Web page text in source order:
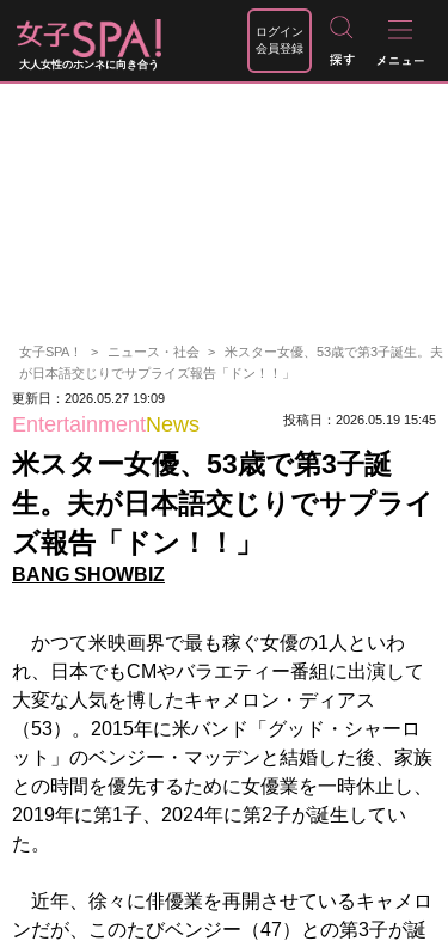
大人女性のホンネに向き合う
ログイン
会員登録
女子SPA！ ニュース・社会
米スター女優、53歳で第3子誕生。夫
が日本語交じりでサプライズ報告「ドン！！」
更新日：2026.05.27 19:09
EntertainmentNews 投稿日：2026.05.19 15:45
米スター女優、53歳で第3子誕
生。夫が日本語交じりでサプライ
ズ報告「ドン！！」
BANG SHOWBIZ
かつて米映画界で最も稼ぐ女優の1人といわ
れ、日本でもCMやバラエティー番組に出演して
大変な人気を博したキャメロン・ディアス
（53）。2015年に米バンド「グッド・シャーロ
ット」のベンジー・マッデンと結婚した後、家族
との時間を優先するために女優業を一時休止し、
2019年に第1子、2024年に第2子が誕生してい
た。
近年、徐々に俳優業を再開させているキャメロ
ンだが、このたびベンジー（47）との第3子が誕